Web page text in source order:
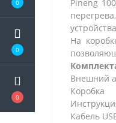
0
0
0
Pineng
На
Внешний
Коробка
Кабель